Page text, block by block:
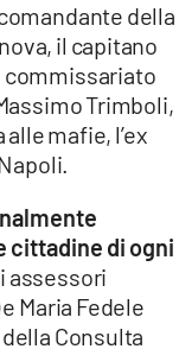
della
il capitano
commissariato
Trimboli,
mafie, l’ex
cittadine di ogni
assessori
Maria Fedele
Consulta